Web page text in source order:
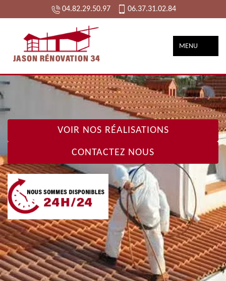
04.82.29.50.97 06.37.31.02.84
MENU
VOIR NOS RÉALISATIONS
CONTACTEZ NOUS